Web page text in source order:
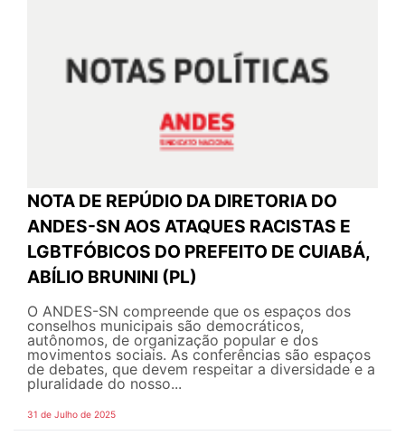
NOTA DE REPÚDIO DA DIRETORIA DO
ANDES-SN AOS ATAQUES RACISTAS E
LGBTFÓBICOS DO PREFEITO DE CUIABÁ,
ABÍLIO BRUNINI (PL)
O ANDES-SN compreende que os espaços dos
conselhos municipais são democráticos,
autônomos, de organização popular e dos
movimentos sociais. As conferências são espaços
de debates, que devem respeitar a diversidade e a
pluralidade do nosso...
31 de Julho de 2025